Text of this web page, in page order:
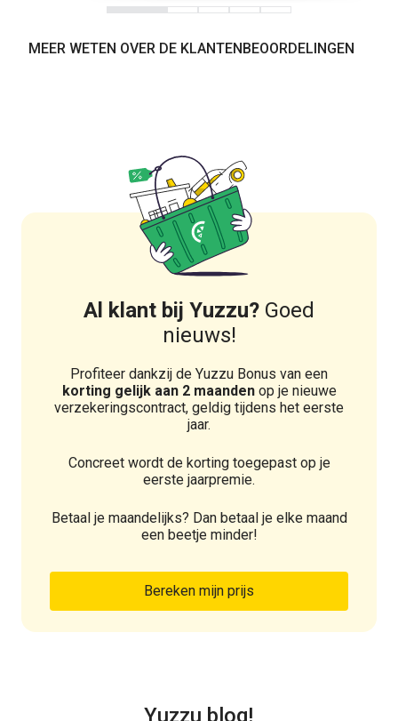
MEER WETEN OVER DE KLANTENBEOORDELINGEN
Al klant bij Yuzzu? Goed
nieuws!
Profiteer dankzij de Yuzzu Bonus van een
korting gelijk aan 2 maanden op je nieuwe
verzekeringscontract, geldig tijdens het eerste
jaar.
Concreet wordt de korting toegepast op je
eerste jaarpremie.
Betaal je maandelijks? Dan betaal je elke maand
een beetje minder!
Bereken mijn prijs
Yuzzu blog!